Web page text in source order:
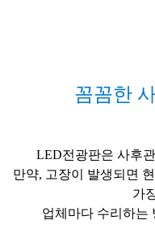
꼼꼼한
LED전광판은 사후
만약, 고장이 발생되면
가
업체마다 수리하는